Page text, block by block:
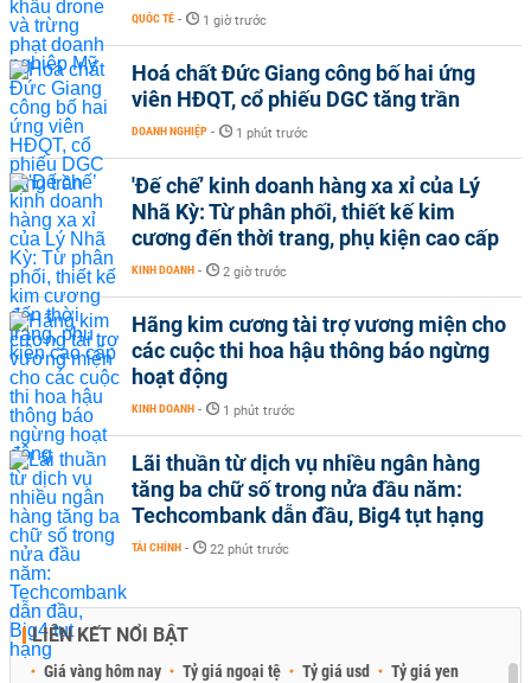
QUỐC TẾ - 1 giờ trước
Hoá chất Đức Giang công bố hai ứng
viên HĐQT, cổ phiếu DGC tăng trần
DOANH NGHIỆP - 1 phút trước
'Đế chế’ kinh doanh hàng xa xỉ của Lý
Nhã Kỳ: Từ phân phối, thiết kế kim
cương đến thời trang, phụ kiện cao cấp
KINH DOANH - 2 giờ trước
Hãng kim cương tài trợ vương miện cho
các cuộc thi hoa hậu thông báo ngừng
hoạt động
KINH DOANH - 1 phút trước
Lãi thuần từ dịch vụ nhiều ngân hàng
tăng ba chữ số trong nửa đầu năm:
Techcombank dẫn đầu, Big4 tụt hạng
TÀI CHÍNH - 22 phút trước
LIÊN KẾT NỔI BẬT
Giá vàng hôm nay Tỷ giá ngoại tệ Tỷ giá usd Tỷ giá yen